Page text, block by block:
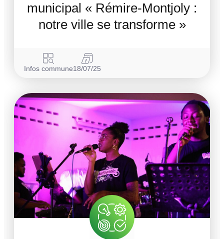
municipal « Rémire-Montjoly :
notre ville se transforme »
Infos commune18/07/25